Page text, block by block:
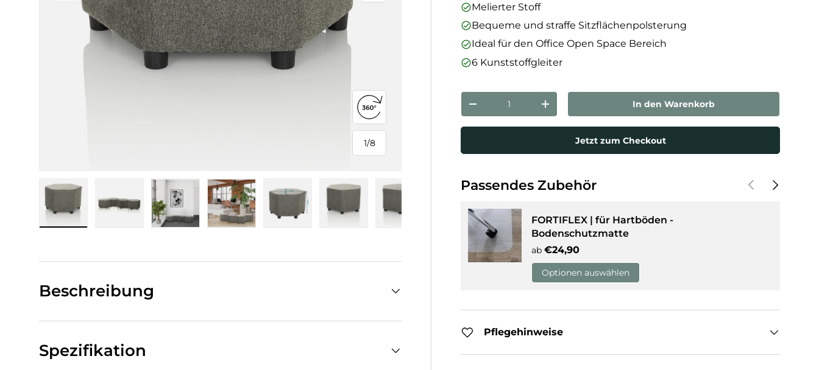
1/
von
8
360°-Ansicht öffnen
Bild 6 in Galerieansicht laden
Bild 7 in Galerieansicht laden
Bild 8 in Galerieansicht laden
Melierter Stoff
Bequeme und straffe Sitzflächenpolsterung
Ideal für den Office Open Space Bereich
6 Kunststoffgleiter
Anzahl
Menge verringernMenge erhöhen In den Warenkorb
Jetzt zum Checkout
Passendes Zubehör VorherigeNächste
FORTIFLEX | für Hartböden -
Bodenschutzmatte
ab Normaler Preis
€24,90
Optionen auswählen
Pflegehinweise
Beschreibung
Spezifikation